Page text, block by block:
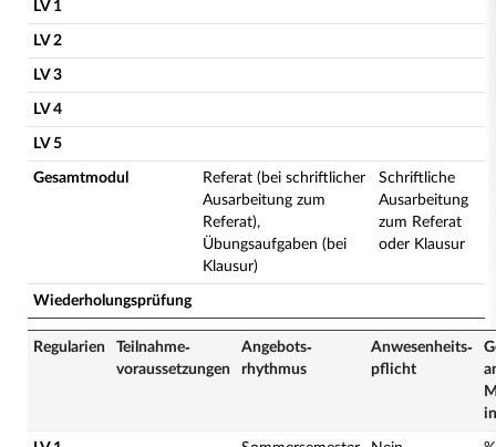
LV 1
LV 2
LV 3
LV 4
LV 5
Gesamtmodul
Referat (bei schriftlicher
Ausarbeitung zum
Referat),
Übungsaufgaben (bei
Klausur)
Schriftliche
Ausarbeitung
zum Referat
oder Klausur
Wiederholungsprüfung
Regularien
Teilnahme­
voraussetzungen
Angebots­
rhythmus
Anwesenheits­
pflicht